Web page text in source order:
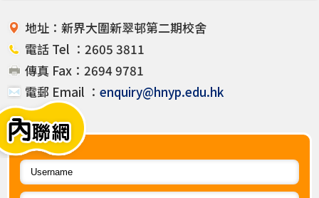
地址：新界大圍新翠邨第二期校舍
電話 Tel ：2605 3811
傳真 Fax：2694 9781
電郵 Email ： enquiry@hnyp.edu.hk